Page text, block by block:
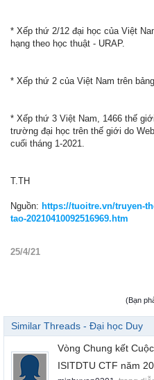
* Xếp thứ 2/12 đại học của Việt
hạng theo học thuật - URAP.
* Xếp thứ 2 của Việt Nam trên
* Xếp thứ 3 Việt Nam, 1466 thế
trường đại học trên thế giới do
cuối tháng 1-2021.
T.TH
Nguồn: https://tuoitre.vn/truyen-
tao-20210410092516969.htm
25/4/21
(Bạn
Similar Threads - Đại học Duy
Vòng Chung kết
ISITDTU CTF năm